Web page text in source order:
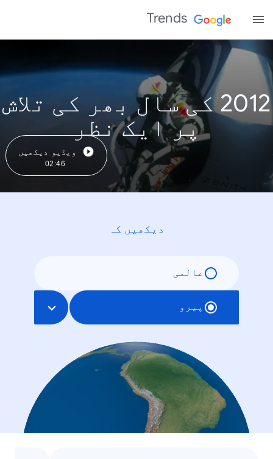
Trends
2012 کی سال بھر کی تلاش
پر ایک نظر
ویڈیو دیکھیں
02:46
دیکھیں کہ
عالمی
پیرو